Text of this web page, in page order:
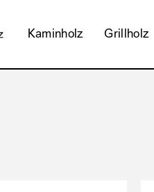
Kaminholz Grillholz